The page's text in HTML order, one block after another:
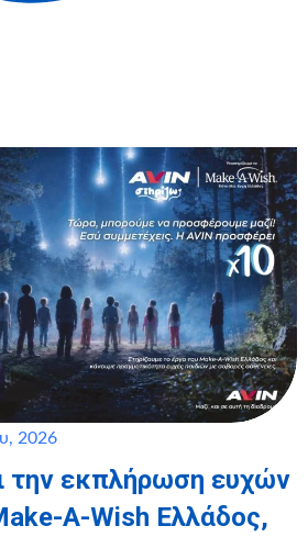
2026
την εκπλήρωση ευχών
A-Wish Ελλάδος,